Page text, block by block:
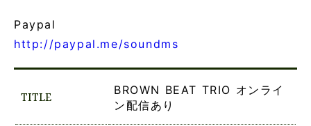
Paypal
http://paypal.me/soundms
TITLE
BROWN BEAT TRIO オンライ
ン配信あり